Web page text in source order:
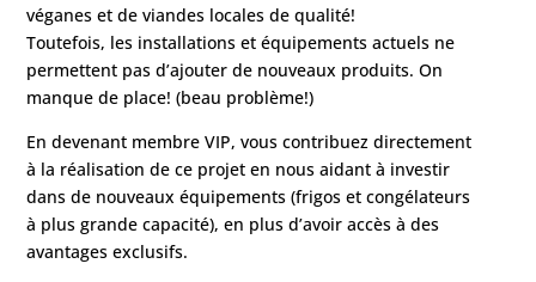
véganes et de viandes locales de qualité!
Toutefois, les installations et équipements actuels ne
permettent pas d’ajouter de nouveaux produits. On
manque de place! (beau problème!)
En devenant membre VIP, vous contribuez directement
à la réalisation de ce projet en nous aidant à investir
dans de nouveaux équipements (frigos et congélateurs
à plus grande capacité), en plus d’avoir accès à des
avantages exclusifs.